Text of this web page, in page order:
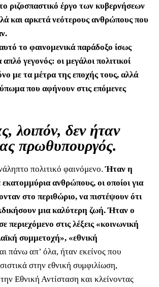
ριζοσπαστικό έργο των κυβερνήσεων
και αρκετά νεότερους ανθρώπους που
το φαινομενικά παράδοξο ίσως
απλό γεγονός: οι μεγάλοι πολιτικοί
με τα μέτρα της εποχής τους, αλλά
που αφήνουν στις επόμενες
λοιπόν, δεν ήταν
πρωθυπουργός.
πολιτικό φαινόμενο.Ήταν η
ανθρώπους, οι οποίοι για
στο περιθώριο, να πιστέψουν ότι
μια καλύτερη ζωή. Ήταν ο
περιεχόμενο στις λέξεις «κοινωνική
συμμετοχή», «εθνική
πάνω απ’ όλα, ήταν εκείνος που
στην εθνική συμφιλίωση,
Εθνική Αντίσταση και κλείνοντας